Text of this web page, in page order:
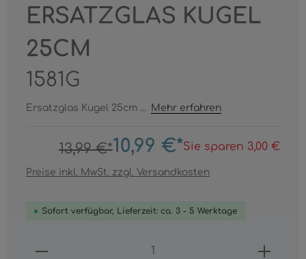
ERSATZGLAS KUGEL
25CM
1581G
Ersatzglas Kugel 25cm ... Mehr erfahren
13,99 €*10,99 €*Sie sparen 3,00 €
Preise inkl. MwSt. zzgl. Versandkosten
Sofort verfügbar, Lieferzeit: ca. 3 - 5 Werktage
Produkt Anzahl: Gib den